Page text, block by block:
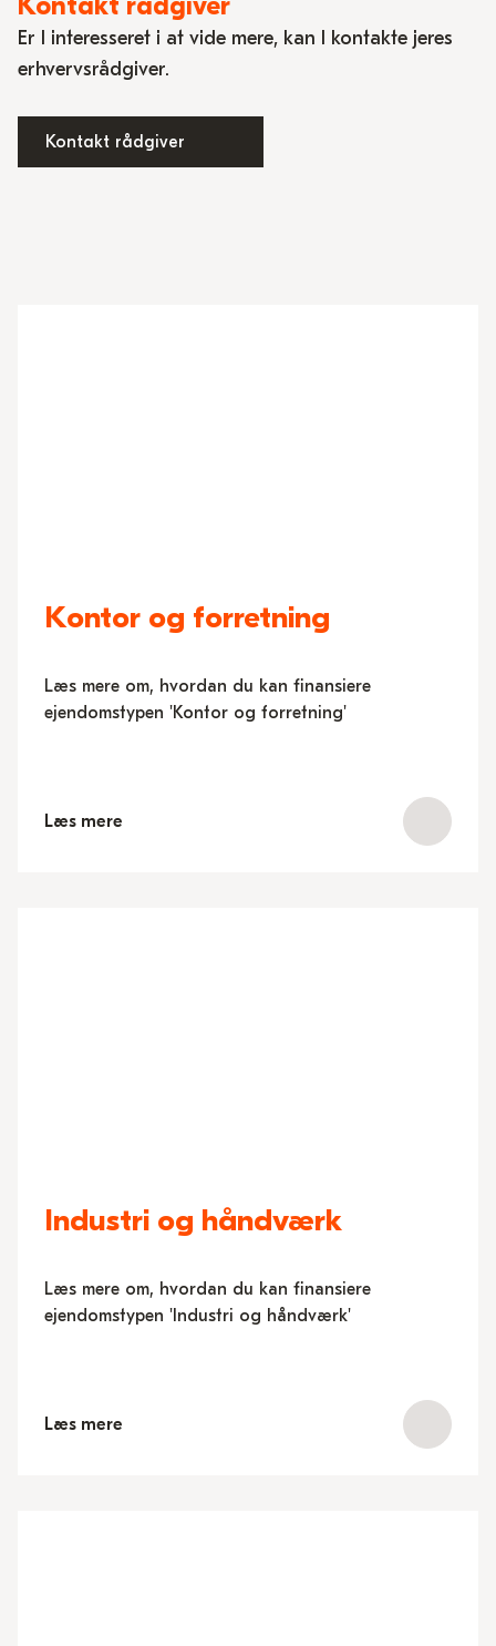
Er I interesseret i at vide mere, kan I kontakte jeres
erhvervsrådgiver.
Kontakt rådgiver
Kontor og forretning
Læs mere om, hvordan du kan finansiere
ejendomstypen 'Kontor og forretning'
Læs mere
Industri og håndværk
Læs mere om, hvordan du kan finansiere
ejendomstypen 'Industri og håndværk'
Læs mere